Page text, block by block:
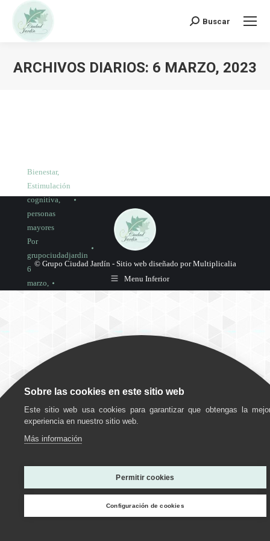
Buscar:
Buscar
ARCHIVOS DIARIOS: 6 MARZO, 2023
Bienestar,
Estimulación
cognitiva,
personas
mayores
Por
grupociudadjardin
6
marzo,
© Grupo Ciudad Jardín - Sitio web diseñado por Multiplicalia
Menu Inferior
Utilizamos cookies para ofrecerte la mejor experiencia en
Puedes aprender más sobre qué cookies utilizamos o
desactivarlas en losajustes.
Sobre las cookies en este sitio web
Este sitio web usa cookies para garantizar que obtengas la
experiencia en nuestro sitio web.
Más información
Permitir cookies
Configuración de cookies